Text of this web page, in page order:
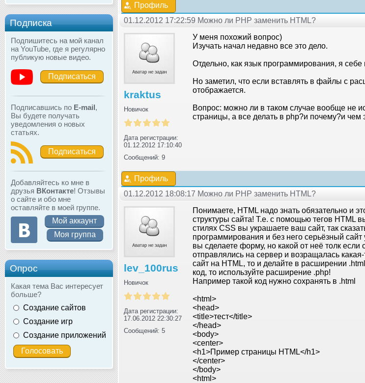
Подписка
Подпишитесь на мой канал
на YouTube, где я регулярно
публикую новые видео.
Подписаться
Подписавшись по E-mail,
Вы будете получать
уведомления о новых
статьях.
Подписаться
Добавляйтесь ко мне в
друзья ВКонтакте! Отзывы
о сайте и обо мне
оставляйте в моей группе.
Мой аккаунт
Моя группа
Опрос
Какая тема Вас интересует
больше?
Создание сайтов
Создание игр
Создание приложений
Профиль
01.12.2012 17:22:59 Можно ли PHP заменить HTML?
kraktus
Новичок
Дата регистрации:
01.12.2012 17:10:40
Сообщений: 9
У меня похожий вопрос)
Изучать начал недавно все это дело.
Отдельно, как язык программирования, я
Но заметил, что если вставлять в файлы с
отображается.
Вопрос: можно ли в таком случае вообще не
страницы, а все делать в php?и почему?и чем
Профиль
01.12.2012 18:08:17 Можно ли PHP заменить HTML?
lev_100rus
Новичок
Дата регистрации:
17.06.2012 22:30:27
Сообщений: 5
Понимаете, HTML надо знать обязательно
структуры сайта! Т.е. с помощью тегов HTML
стилях CSS вы украшаете ваш сайт, так
программирования и без него серьёзный
вы сделаете форму, но какой от неё толк
отправлялись на сервер и возращалась
сайт на HTML, то и делайте в расширении
код, то используйте расширение .php!
Например такой код нужно сохранять в .html
<html>
<head>
<title>тест</title>
</head>
<body>
<center>
<h1>Пример страницы HTML</h1>
</center>
</body>
<html>